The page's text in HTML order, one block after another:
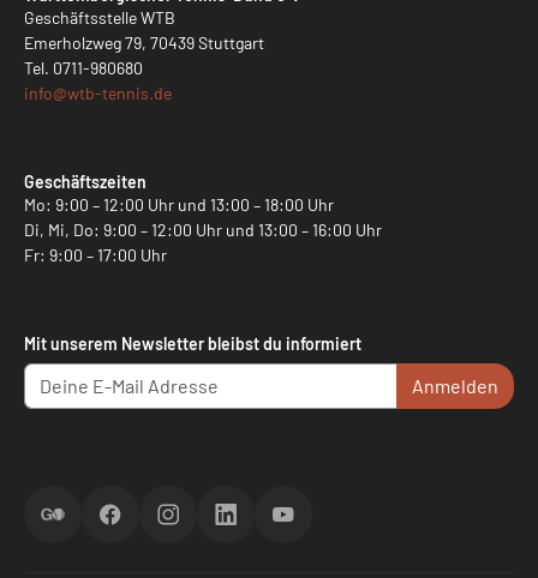
Geschäftsstelle WTB
Emerholzweg 79, 70439 Stuttgart
Tel. 0711-980680
info@wtb-tennis.de
Geschäftszeiten
Mo: 9:00 – 12:00 Uhr und 13:00 – 18:00 Uhr
Di, Mi, Do: 9:00 – 12:00 Uhr und 13:00 – 16:00 Uhr
Fr: 9:00 – 17:00 Uhr
Mit unserem Newsletter bleibst du informiert
Anmelden
ScoreGOFacebookInstagramLinkedInYouTube